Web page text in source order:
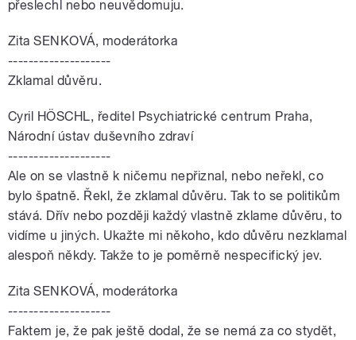
přeslechl nebo neuvědomuju.
Zita SENKOVÁ, moderátorka
--------------------
Zklamal důvěru.
Cyril HÖSCHL, ředitel Psychiatrické centrum Praha,
Národní ústav duševního zdraví
--------------------
Ale on se vlastně k ničemu nepřiznal, nebo neřekl, co
bylo špatně. Řekl, že zklamal důvěru. Tak to se politikům
stává. Dřív nebo později každý vlastně zklame důvěru, to
vidíme u jiných. Ukažte mi někoho, kdo důvěru nezklamal
alespoň někdy. Takže to je poměrně nespecifický jev.
Zita SENKOVÁ, moderátorka
--------------------
Faktem je, že pak ještě dodal, že se nemá za co stydět,